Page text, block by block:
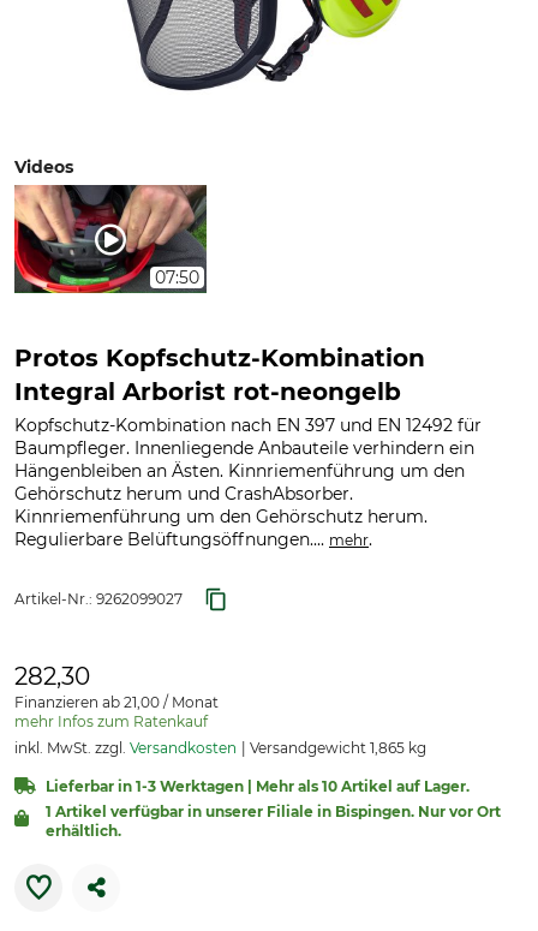
Videos
07:50
Protos Kopfschutz-Kombination
Integral Arborist rot-neongelb
Kopfschutz-Kombination nach EN 397 und EN 12492 für
Baumpfleger. Innenliegende Anbauteile verhindern ein
Hängenbleiben an Ästen. Kinnriemenführung um den
Gehörschutz herum und CrashAbsorber.
Kinnriemenführung um den Gehörschutz herum.
Regulierbare Belüftungsöffnungen.... mehr.
Artikel-Nr.: 9262099027
282,30
Finanzieren ab 21,00 / Monat
mehr Infos zum Ratenkauf
inkl. MwSt. zzgl. Versandkosten Versandgewicht 1,865 kg
Lieferbar in 1-3 Werktagen | Mehr als 10 Artikel auf Lager.
1 Artikel verfügbar in unserer Filiale in Bispingen. Nur vor Ort
erhältlich.